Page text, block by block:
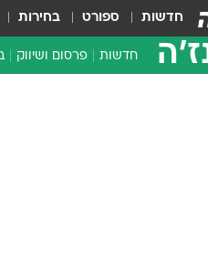
חדשות ספורט בחירות
חדשות פרסום ושיווק